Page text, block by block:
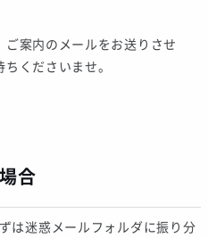
ご案内のメールをお送りさせ
くださいませ。
合
は迷惑メールフォルダに振り分